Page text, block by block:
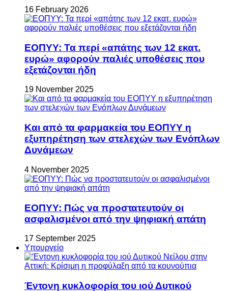
16 February 2026
ΕΟΠΥΥ: Τα περί «απάτης των 12 εκατ.
ευρώ» αφορούν παλιές υποθέσεις που
εξετάζονται ήδη
19 November 2025
Και από τα φαρμακεία του ΕΟΠΥΥ η
εξυπηρέτηση των στελεχών των Ενόπλων
Δυνάμεων
4 November 2025
ΕΟΠΥΥ: Πώς να προστατευτούν οι
ασφαλισμένοι από την ψηφιακή απάτη
17 September 2025
Υπουργείο
Έντονη κυκλοφορία του ιού Δυτικού